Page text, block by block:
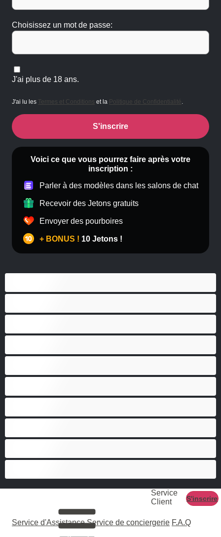
Choisissez un mot de passe:
J'ai plus de 18 ans.
J'ai lu les Termes et Conditions et la Politique de Confidentialité.
S'inscrire
Voici ce que vous pourrez faire après votre
inscription :
Parler à des modèles dans les salons de chat
Recevoir des Jetons gratuits
Envoyer des pourboires
+ BONUS ! 10 Jetons !
Service
Client
S'inscrire
Service d'Assistance Service de conciergerie F.A.Q